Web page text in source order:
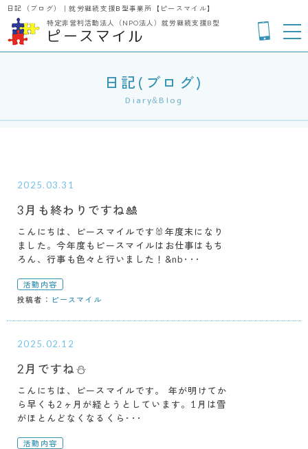
日記（ブログ）｜就労継続支援B型事業所【ピースマイル】
特定非営利活動法人（NPO法人） 就労継続支援B型
ピースマイル
日記(ブログ)
Diary&Blog
2025.03.31
3月も終わりですね🎎
こんにちは、ピースマイルです🐰年度末になり
ました。今年度もピースマイルはお仕事はもち
ろん、行事も色々と行いました！&nb･･･
活動内容
投稿者： ピースマイル
2025.02.12
2月ですね⛄
こんにちは、ピースマイルです。 年が明けてか
ら早くも2ヶ月が経とうとしています。1月は雪
がほとんどなくなるくら･･･
活動内容